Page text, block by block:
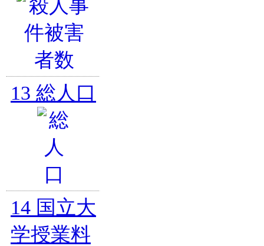
13 総人口
14 国立大
学授業料